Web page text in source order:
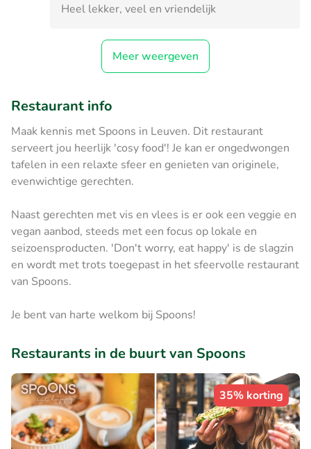
Heel lekker, veel en vriendelijk
Meer weergeven
Restaurant info
Maak kennis met Spoons in Leuven. Dit restaurant
serveert jou heerlijk 'cosy food'! Je kan er ongedwongen
tafelen in een relaxte sfeer en genieten van originele,
evenwichtige gerechten.
Naast gerechten met vis en vlees is er ook een veggie en
vegan aanbod, steeds met een focus op lokale en
seizoensproducten. 'Don't worry, eat happy' is de slagzin
en wordt met trots toegepast in het sfeervolle restaurant
van Spoons.
Je bent van harte welkom bij Spoons!
Restaurants in de buurt van Spoons
35% korting